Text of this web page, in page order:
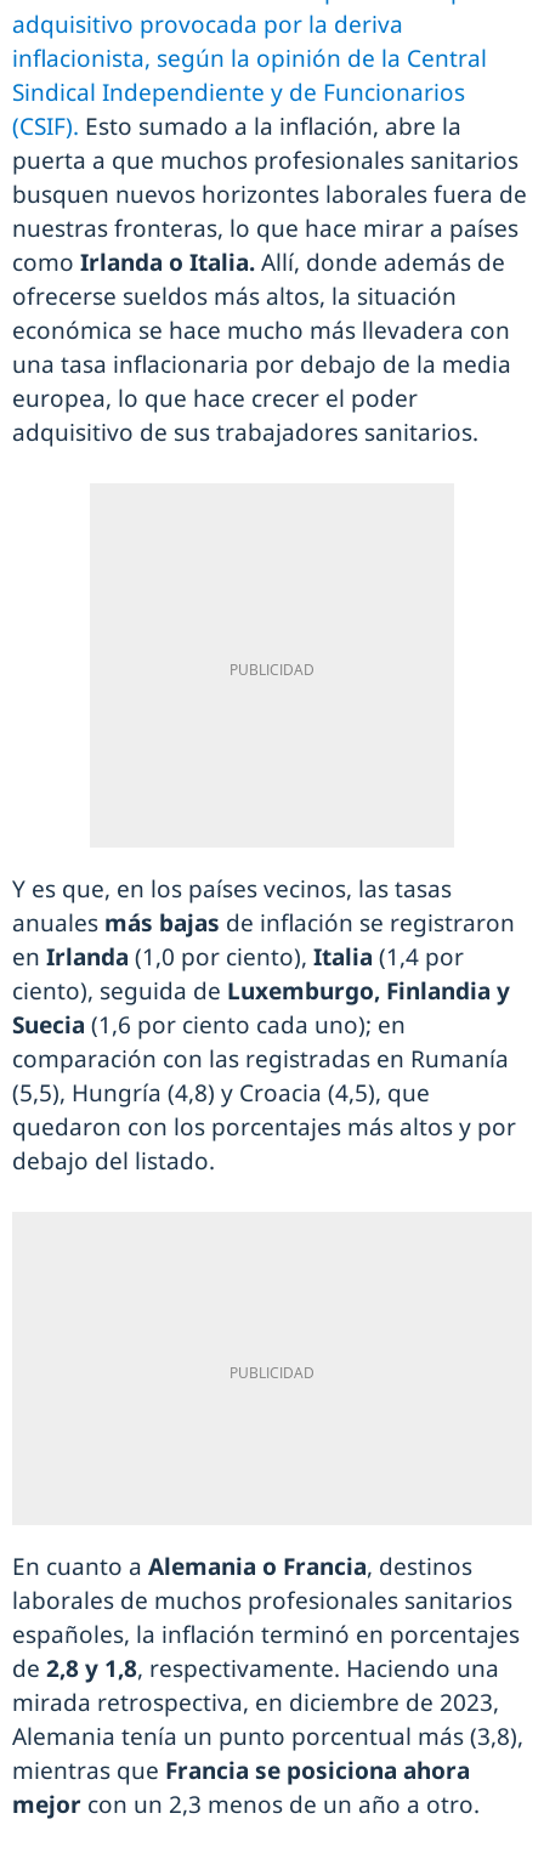
adquisitivo provocada por la deriva
inflacionista, según la opinión de la Central
Sindical Independiente y de Funcionarios
(CSIF). Esto sumado a la inflación, abre la
puerta a que muchos profesionales sanitarios
busquen nuevos horizontes laborales fuera de
nuestras fronteras, lo que hace mirar a países
como Irlanda o Italia.Allí, donde además de
ofrecerse sueldos más altos, la situación
económica se hace mucho más llevadera con
una tasa inflacionaria por debajo de la media
europea, lo que hace crecer el poder
adquisitivo de sus trabajadores sanitarios.
Y es que, en los países vecinos, las tasas
anuales más bajas de inflación se registraron
en Irlanda (1,0 por ciento), Italia (1,4 por
ciento), seguida de Luxemburgo, Finlandia y
Suecia (1,6 por ciento cada uno); en
comparación con las registradas en Rumanía
(5,5), Hungría (4,8) y Croacia (4,5), que
quedaron con los porcentajes más altos y por
debajo del listado.
En cuanto a Alemania o Francia, destinos
laborales de muchos profesionales sanitarios
españoles, la inflación terminó en porcentajes
de 2,8 y 1,8, respectivamente. Haciendo una
mirada retrospectiva, en diciembre de 2023,
Alemania tenía un punto porcentual más (3,8),
mientras que Francia se posiciona ahora
mejor con un 2,3 menos de un año a otro.